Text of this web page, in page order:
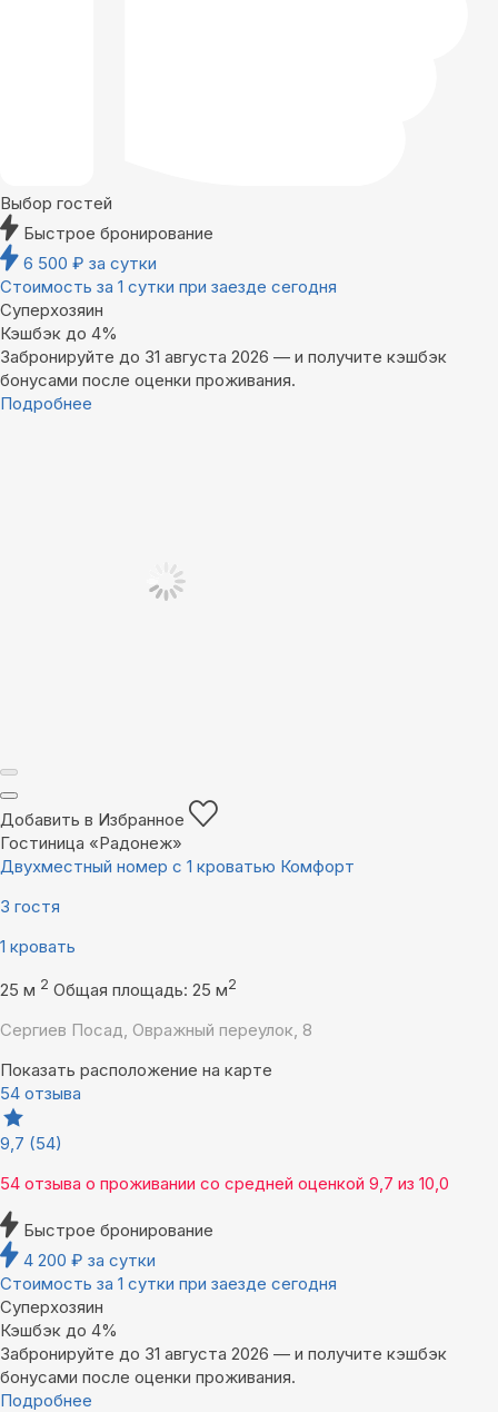
Выбор гостей
Быстрое бронирование
6 500 ₽ за сутки
Стоимость за 1 сутки при заезде сегодня
Суперхозяин
Кэшбэк до 4%
Забронируйте до 31 августа 2026 — и получите кэшбэк
бонусами после оценки проживания.
Подробнее
Добавить в Избранное
Гостиница «Радонеж»
Двухместный номер с 1 кроватью Комфорт
3 гостя
1 кровать
25 м 2 Общая площадь: 25 м2
Сергиев Посад, Овражный переулок, 8
Показать расположение на карте
54 отзыва
9,7 (54)
54 отзыва о проживании со средней оценкой 9,7 из 10,0
Быстрое бронирование
4 200 ₽ за сутки
Стоимость за 1 сутки при заезде сегодня
Суперхозяин
Кэшбэк до 4%
Забронируйте до 31 августа 2026 — и получите кэшбэк
бонусами после оценки проживания.
Подробнее